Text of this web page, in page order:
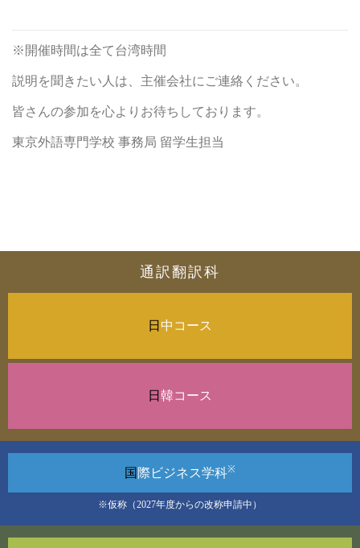
※開催時間は全て台湾時間
説明を聞きたい人は、主催会社にご連絡ください。
皆さんの参加を心よりお待ちしております。
東京外語専門学校 事務局 留学生担当
通訳翻訳科
日 中コース
日 韓コース
国 際ビジネス学科※
※仮称（2027年度からの改称申請中）